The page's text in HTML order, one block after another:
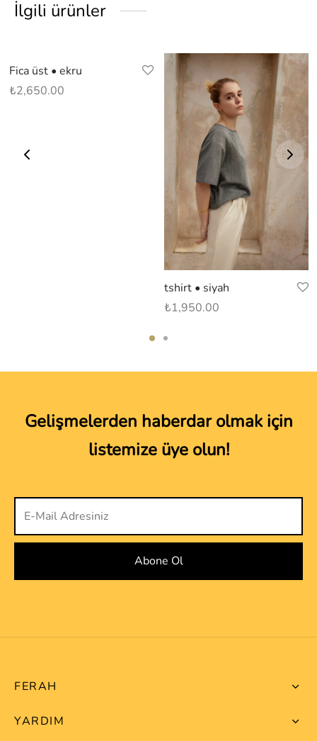
İlgili ürünler
Fica üst • ekru
₺2,650.00
tshirt • siyah
₺1,950.00
Gelişmelerden haberdar olmak için
listemize üye olun!
FERAH
YARDIM